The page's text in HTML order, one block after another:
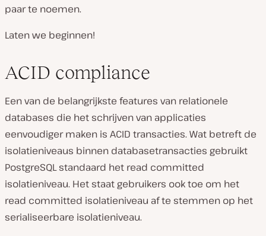
paar te noemen.
Laten we beginnen!
ACID compliance
Een van de belangrijkste features van relationele
databases die het schrijven van applicaties
eenvoudiger maken is ACID transacties. Wat betreft de
isolatieniveaus binnen databasetransacties gebruikt
PostgreSQL standaard het read committed
isolatieniveau. Het staat gebruikers ook toe om het
read committed isolatieniveau af te stemmen op het
serialiseerbare isolatieniveau.